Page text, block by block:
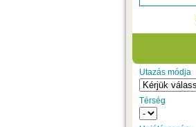
Utazás módja
Térség